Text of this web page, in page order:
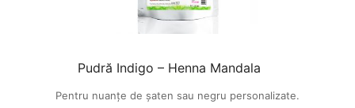
Pudră Indigo – Henna Mandala
Pentru nuanțe de șaten sau negru personalizate.